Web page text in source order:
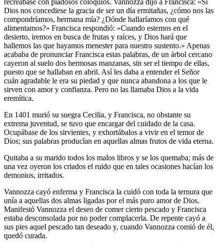
Dios nos concediese la gracia de ser un día ermitañas, ¿cómo nos las
compondríamos, hermana mía? ¿Dónde halla­ríamos con qué
alimentamos?» Francisca respondió: «Cuando estemos en el
desierto, iremos en busca de frutas y raíces, y Dios hará que
hallemos las que hayamos menester para nuestro sustento.» Apenas
acababa de pro­nunciar Francisca estas palabras, de un árbol cercano
cayeron al suelo dos hermosas manzanas, sin ser el tiempo de ellas,
puesto que se hallaban en abril. Así les daba a entender el Señor
cuán agradable le era su piedad y que nunca abandona a los que le
sirven con amor y confianza. Pero no las llamaba Dios a la vida
eremítica.
En 1401 murió su suegra Cecilia, y Francisca, no obstante su
extrema juventud, se tuvo que encargar del cuidado de la casa.
Ocupábase de los sirvientes, y exhortábalos a vivir en el temor de
Dios; sus palabras producían en aquellas almas frutos de vida eterna.
Quitaba a su marido todos los malos libros y se los quemaba; más de
una vez oyeron los criados el ruido que en tales ocasiones hacían los
demonios, irritados.
Vannozza cayó enferma y Francisca la cuidó con toda la ternura que
unía a aquellas dos almas ligadas por el más puro amor de Dios.
Manifestó Vannozza el deseo de comer cierto pescado y Francisca
estaba desconsolada por no poder complacerla. De repente cayó a
sus pies aquel pescado tan deseado y, cuando Vannozza comió de él,
quedó curada.